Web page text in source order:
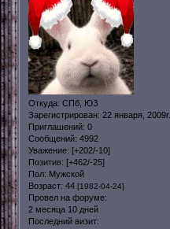
Откуда: СПб, ЮЗ
Зарегистрирован: 22 января, 2009г.
Приглашений: 0
Сообщений: 4992
Уважение: [+202/-10]
Позитив: [+462/-25]
Пол: Мужской
Возраст: 44 [1982-04-24]
Провел на форуме:
2 месяца 10 дней
Последний визит: